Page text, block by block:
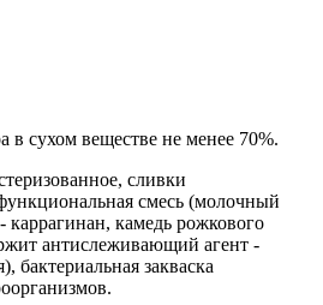
в сухом веществе не менее 70%.
сливки
смесь (молочный
каррагинан, камедь рожкового
антислеживающий агент -
бактериальная закваска